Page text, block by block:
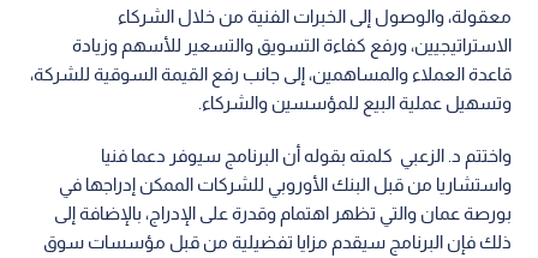
معقولة، والوصول إلى الخبرات الفنية من خلال الشركاء
الاستراتيجيين، ورفع كفاءة التسويق والتسعير للأسهم وزيادة
قاعدة العملاء والمساهمين، إلى جانب رفع القيمة السوقية للشركة،
وتسهيل عملية البيع للمؤسسين والشركاء.
واختتم د. الزعبي كلمته بقوله أن البرنامج سيوفر دعما فنيا
واستشاريا من قبل البنك الأوروبي للشركات الممكن إدراجها في
بورصة عمان والتي تظهر اهتمام وقدرة على الإدراج، بالإضافة إلى
ذلك فإن البرنامج سيقدم مزايا تفضيلية من قبل مؤسسات سوق